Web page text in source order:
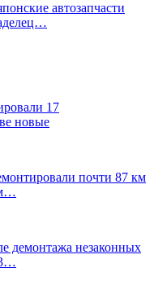
автозапчасти
17
новые
почти 87 км
демонтажа незаконных